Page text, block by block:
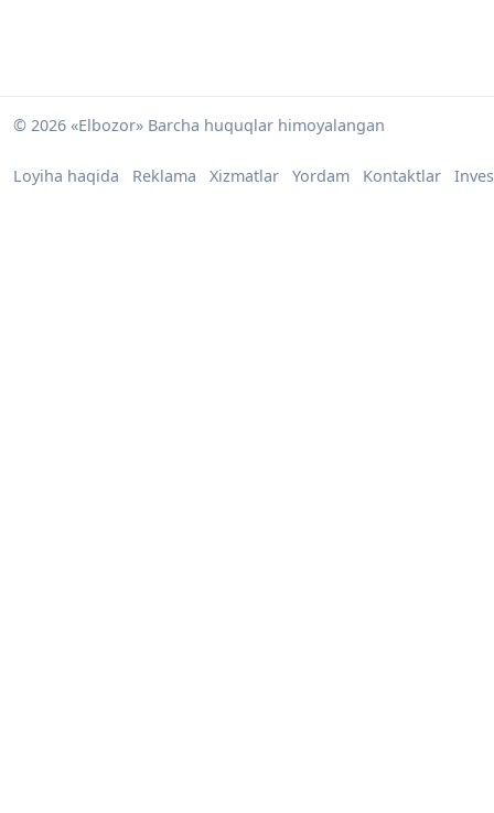
© 2026 «Elbozor» Barcha huquqlar himoyalangan
Loyiha haqida Reklama Xizmatlar Yordam Kontaktlar